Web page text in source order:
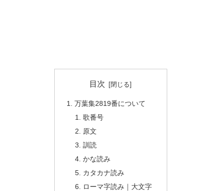
目次
万葉集2819番について
歌番号
原文
訓読
かな読み
カタカナ読み
ローマ字読み｜大文字